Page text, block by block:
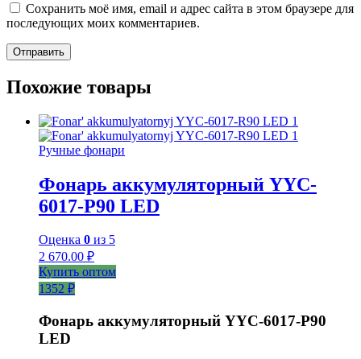
Сохранить моё имя, email и адрес сайта в этом браузере для
последующих моих комментариев.
Похожие товары
Ручные фонари
Фонарь аккумуляторный YYC-
6017-Р90 LED
Оценка 0 из 5
2 670.00 ₽
Купить оптом
1352 ₽
Фонарь аккумуляторный YYC-6017-P90
LED